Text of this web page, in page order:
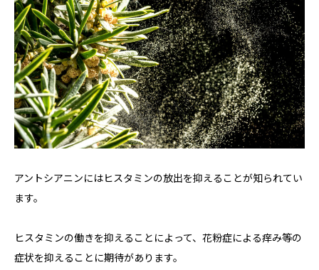
アントシアニンにはヒスタミンの放出を抑えることが知られてい
ます。
ヒスタミンの働きを抑えることによって、花粉症による痒み等の
症状を抑えることに期待があります。